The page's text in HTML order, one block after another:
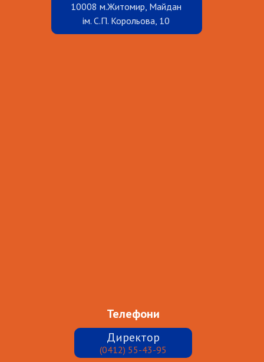
Телефони
10008 м.Житомир, Майдан
ім. С.П. Корольова, 10
Директор
(0412) 55-43-95